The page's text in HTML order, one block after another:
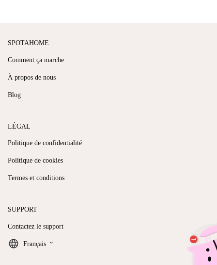
SPOTAHOME
Comment ça marche
À propos de nous
Blog
LÉGAL
Politique de confidentialité
Politique de cookies
Termes et conditions
SUPPORT
Contactez le support
Français keyboard_arrow_down